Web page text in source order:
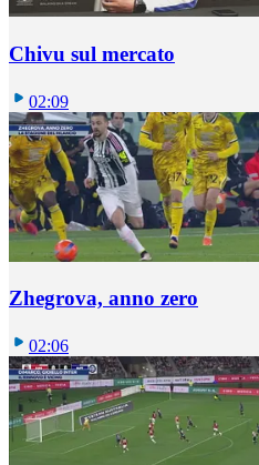
Chivu sul mercato
02:09
Zhegrova, anno zero
02:06